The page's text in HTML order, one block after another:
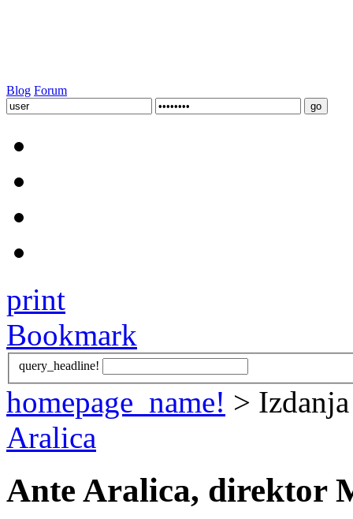
Blog Forum
print
Bookmark
query_headline!
homepage_name! >
Aralica
Ante Aralica, direktor